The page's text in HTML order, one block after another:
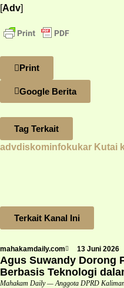
[Adv]
Print
Google Berita
Tag Terkait
advdiskominfokukar Kutai
Terkait Kanal Ini
mahakamdaily.com 13 Juni 2026
Agus Suwandy Dorong
Berbasis Teknologi
Mahakam Daily — Anggota DPRD